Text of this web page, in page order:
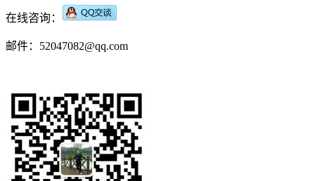
在线咨询：
邮件：52047082@qq.com